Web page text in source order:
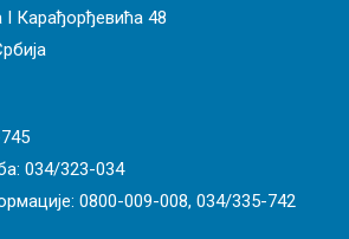
Карађорђевића 48
034/323-034
0800-009-008, 034/335-742